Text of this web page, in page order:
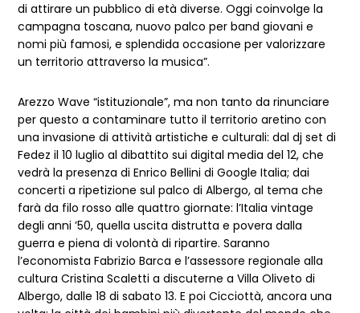
di attirare un pubblico di età diverse. Oggi coinvolge la
campagna toscana, nuovo palco per band giovani e
nomi più famosi, e splendida occasione per valorizzare
un territorio attraverso la musica”.
Arezzo Wave “istituzionale”, ma non tanto da rinunciare
per questo a contaminare tutto il territorio aretino con
una invasione di attività artistiche e culturali: dal dj set di
Fedez il 10 luglio al dibattito sui digital media del 12, che
vedrà la presenza di Enrico Bellini di Google Italia; dai
concerti a ripetizione sul palco di Albergo, al tema che
farà da filo rosso alle quattro giornate: l’Italia vintage
degli anni ’50, quella uscita distrutta e povera dalla
guerra e piena di volontà di ripartire. Saranno
l’economista Fabrizio Barca e l’assessore regionale alla
cultura Cristina Scaletti a discuterne a Villa Oliveto di
Albergo, dalle 18 di sabato 13. E poi Cicciottà, ancora una